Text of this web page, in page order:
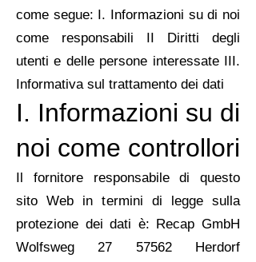
come segue: I. Informazioni su di noi
come responsabili II Diritti degli
utenti e delle persone interessate III.
Informativa sul trattamento dei dati
I. Informazioni su di
noi come controllori
Il fornitore responsabile di questo
sito Web in termini di legge sulla
protezione dei dati è: Recap GmbH
Wolfsweg27 57562Herdorf